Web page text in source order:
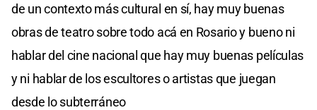
de un contexto más cultural en sí, hay muy buenas
obras de teatro sobre todo acá en Rosario y bueno ni
hablar del cine nacional que hay muy buenas películas
y ni hablar de los escultores o artistas que juegan
desde lo subterráneo